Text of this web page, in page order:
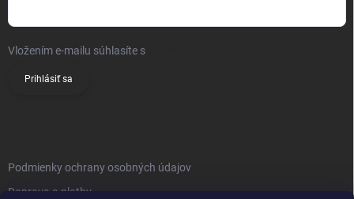
Vložením e-mailu súhlasíte s
Prihlásiť sa
Podmienky ochrany osobných údajov
Doprava a platby